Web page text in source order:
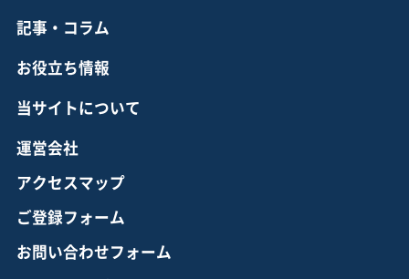
記事・コラム
お役立ち情報
当サイトについて
運営会社
アクセスマップ
ご登録フォーム
お問い合わせフォーム